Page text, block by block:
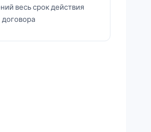
весь срок действия
договора